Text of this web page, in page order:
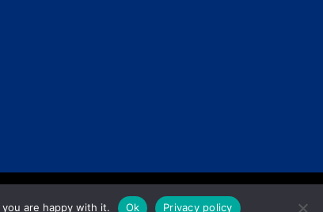
are happy with it. Ok Privacy policy